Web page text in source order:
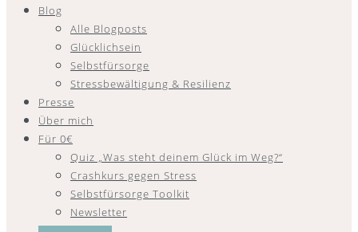
Blog
Alle Blogposts
Glücklichsein
Selbstfürsorge
Stressbewältigung & Resilienz
Presse
Über mich
Für 0€
Quiz „Was steht deinem Glück im Weg?“
Crashkurs gegen Stress
Selbstfürsorge Toolkit
Newsletter